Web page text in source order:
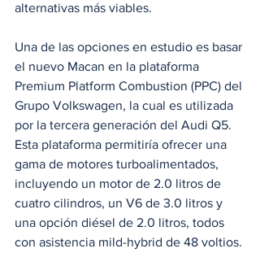
alternativas más viables.
Una de las opciones en estudio es basar
el nuevo Macan en la plataforma
Premium Platform Combustion (PPC) del
Grupo Volkswagen, la cual es utilizada
por la tercera generación del Audi Q5.
Esta plataforma permitiría ofrecer una
gama de motores turboalimentados,
incluyendo un motor de 2.0 litros de
cuatro cilindros, un V6 de 3.0 litros y
una opción diésel de 2.0 litros, todos
con asistencia mild-hybrid de 48 voltios.